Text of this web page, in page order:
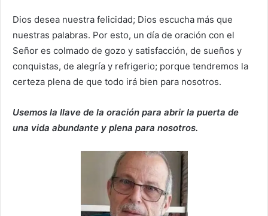
Dios desea nuestra felicidad; Dios escucha más que
nuestras palabras. Por esto, un día de oración con el
Señor es colmado de gozo y satisfacción, de sueños y
conquistas, de alegría y refrigerio; porque tendremos la
certeza plena de que todo irá bien para nosotros.
Usemos la llave de la oración para abrir la puerta de
una vida abundante y plena para nosotros.